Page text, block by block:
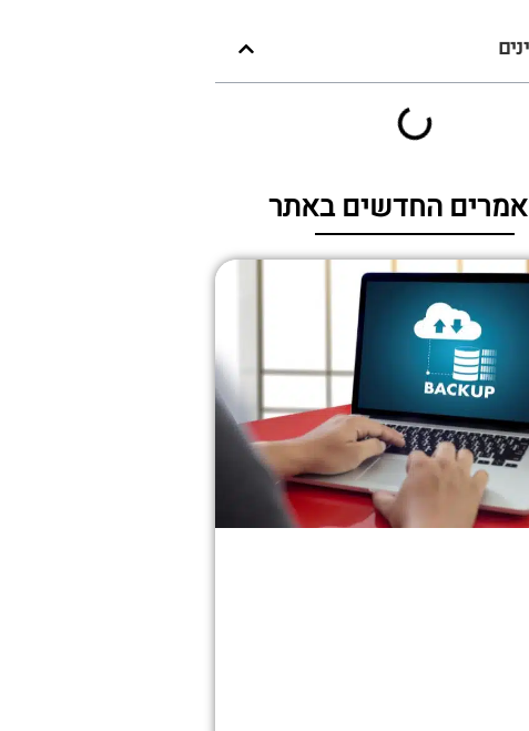
החדשים באתר